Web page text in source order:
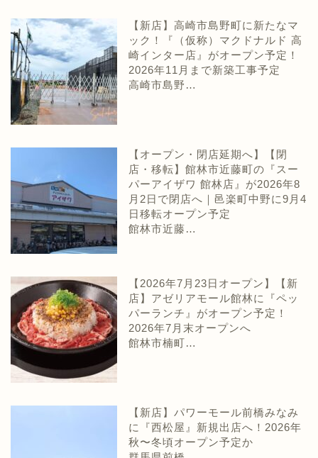
【新店】高崎市島野町に新たなマ
ック！『（仮称）マクドナルド 高
崎インター店』がオープン予定！
2026年11月まで新築工事予定
高崎市島野…
【オープン・閉店延期へ】【閉
店・移転】館林市近藤町の『スー
パーアイザワ 館林店』が2026年8
月2日で閉店へ｜邑楽町中野に9月4
日移転オープン予定
館林市近藤…
【2026年7月23日オープン】【新
店】アゼリアモール館林に『ペッ
パーランチ』がオープン予定！
2026年7月末オープンへ
館林市楠町…
【新店】パワーモール前橋みなみ
に『西松屋』新規出店へ！2026年
秋〜冬頃オープン予定か